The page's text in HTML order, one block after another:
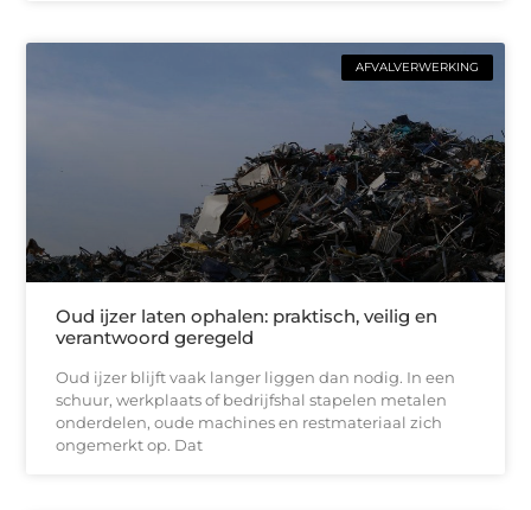
AFVALVERWERKING
Oud ijzer laten ophalen: praktisch, veilig en
verantwoord geregeld
Oud ijzer blijft vaak langer liggen dan nodig. In een
schuur, werkplaats of bedrijfshal stapelen metalen
onderdelen, oude machines en restmateriaal zich
ongemerkt op. Dat